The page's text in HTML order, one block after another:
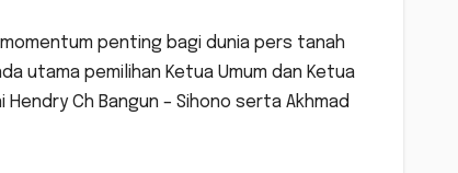
momentum penting bagi dunia pers tanah
utama pemilihan Ketua Umum dan Ketua
Ch Bangun – Sihono serta Akhmad